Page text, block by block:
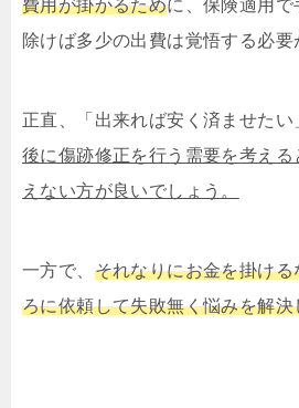
費用が掛かるために、保険適用で
除けば多少の出費は覚悟する必要
正直、「出来れば安く済ませたい
後に傷跡修正を行う需要を考え
えない方が良いでしょう。
一方で、 それなりにお金を掛け
ろに依頼して失敗無く悩みを解決